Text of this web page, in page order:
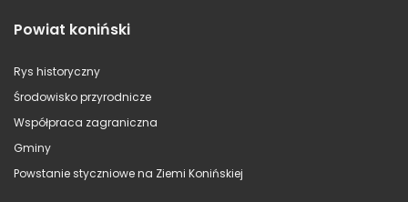
Powiat koniński
Rys historyczny
Środowisko przyrodnicze
Współpraca zagraniczna
Gminy
Powstanie styczniowe na Ziemi Konińskiej